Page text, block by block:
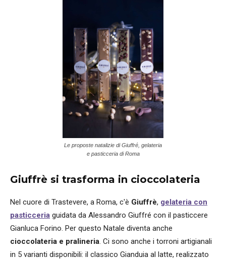
Le proposte natalizie di Giuffré, gelateria
e pasticceria di Roma
Giuffrè si trasforma in cioccolateria
Nel cuore di Trastevere, a Roma, c'è Giuffrè, gelateria con
pasticceria guidata da Alessandro Giuffré con il pasticcere
Gianluca Forino. Per questo Natale diventa anche
cioccolateria e pralineria. Ci sono anche i torroni artigianali
in 5 varianti disponibili: il classico Gianduia al latte, realizzato